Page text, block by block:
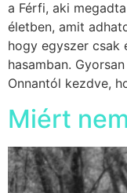
a Férfi, aki
életben, amit
hogy egyszer csak
hasamban.
Onnantól kezdve,
Miért